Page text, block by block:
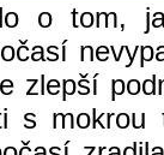
o tom,
zlepší
s mokrou